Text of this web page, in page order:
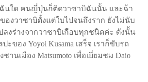
นใด คนญี่ปุ่นก็ติดวาซาบิฉันนั้น และฉ้า
องวาซาบิตั้งแต่ใบไปจนถึงราก ยังไม่นับ
งร่างจากวาซาบิเกือบทุกชนิดค่ะ ดังนั้น
ของ Yoyoi Kusama เสร็จ เราก็ขับรถ
ชานเมือง Matsumoto เพื่อเยี่ยมชม Daio